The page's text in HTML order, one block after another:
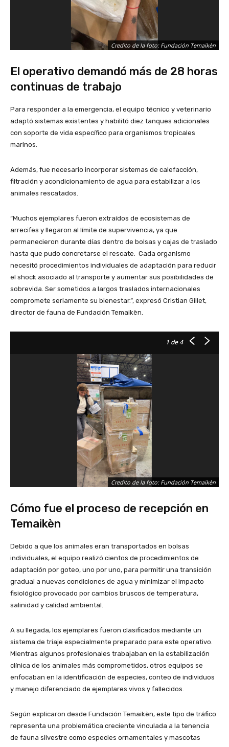
Credito de la foto: Fundación Temaikèn
El operativo demandó más de 28 horas
continuas de trabajo
Para responder a la emergencia, el equipo técnico y veterinario
adaptó sistemas existentes y habilitó diez tanques adicionales
con soporte de vida específico para organismos tropicales
marinos.
Además, fue necesario incorporar sistemas de calefacción,
filtración y acondicionamiento de agua para estabilizar a los
animales rescatados.
“Muchos ejemplares fueron extraídos de ecosistemas de
arrecifes y llegaron al límite de supervivencia, ya que
permanecieron durante días dentro de bolsas y cajas de traslado
hasta que pudo concretarse el rescate. Cada organismo
necesitó procedimientos individuales de adaptación para reducir
el shock asociado al transporte y aumentar sus posibilidades de
sobrevida. Ser sometidos a largos traslados internacionales
compromete seriamente su bienestar.”, expresó Cristian Gillet,
director de fauna de Fundación Temaikèn.
1 de 4
Credito de la foto: Fundación Temaikèn
Cómo fue el proceso de recepción en
Temaikèn
Debido a que los animales eran transportados en bolsas
individuales, el equipo realizó cientos de procedimientos de
adaptación por goteo, uno por uno, para permitir una transición
gradual a nuevas condiciones de agua y minimizar el impacto
fisiológico provocado por cambios bruscos de temperatura,
salinidad y calidad ambiental.
A su llegada, los ejemplares fueron clasificados mediante un
sistema de triaje especialmente preparado para este operativo.
Mientras algunos profesionales trabajaban en la estabilización
clínica de los animales más comprometidos, otros equipos se
enfocaban en la identificación de especies, conteo de individuos
y manejo diferenciado de ejemplares vivos y fallecidos.
Según explicaron desde Fundación Temaikèn, este tipo de tráfico
representa una problemática creciente vinculada a la tenencia
de fauna silvestre como especies ornamentales y mascotas